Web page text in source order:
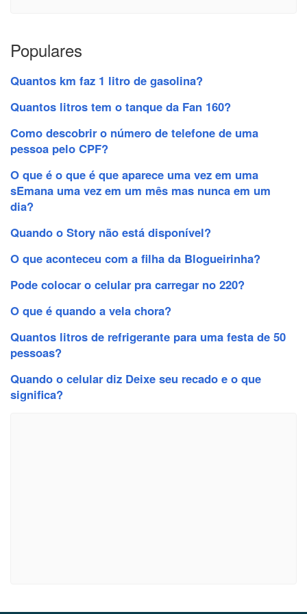
Populares
Quantos km faz 1 litro de gasolina?
Quantos litros tem o tanque da Fan 160?
Como descobrir o número de telefone de uma
pessoa pelo CPF?
O que é o que é que aparece uma vez em uma
sEmana uma vez em um mês mas nunca em um
dia?
Quando o Story não está disponível?
O que aconteceu com a filha da Blogueirinha?
Pode colocar o celular pra carregar no 220?
O que é quando a vela chora?
Quantos litros de refrigerante para uma festa de 50
pessoas?
Quando o celular diz Deixe seu recado e o que
significa?